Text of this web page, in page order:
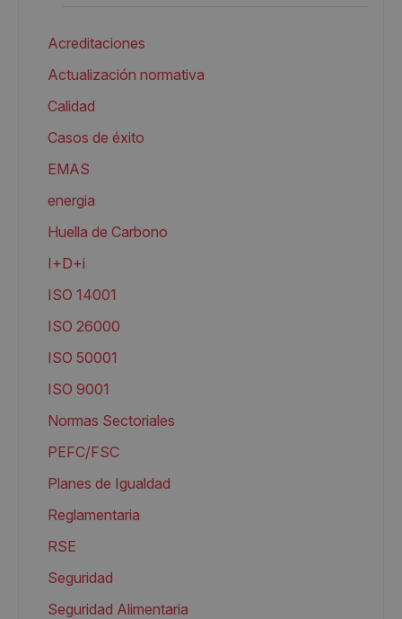
Acreditaciones
Actualización normativa
Calidad
Casos de éxito
EMAS
energia
Huella de Carbono
I+D+i
ISO 14001
ISO 26000
ISO 50001
ISO 9001
Normas Sectoriales
PEFC/FSC
Planes de Igualdad
Reglamentaria
RSE
Seguridad
Seguridad Alimentaria